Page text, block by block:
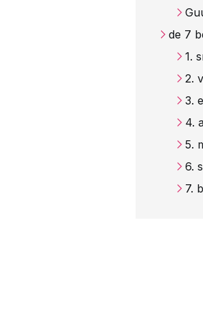
de 7
1.
2.
3.
4.
5.
6.
7.